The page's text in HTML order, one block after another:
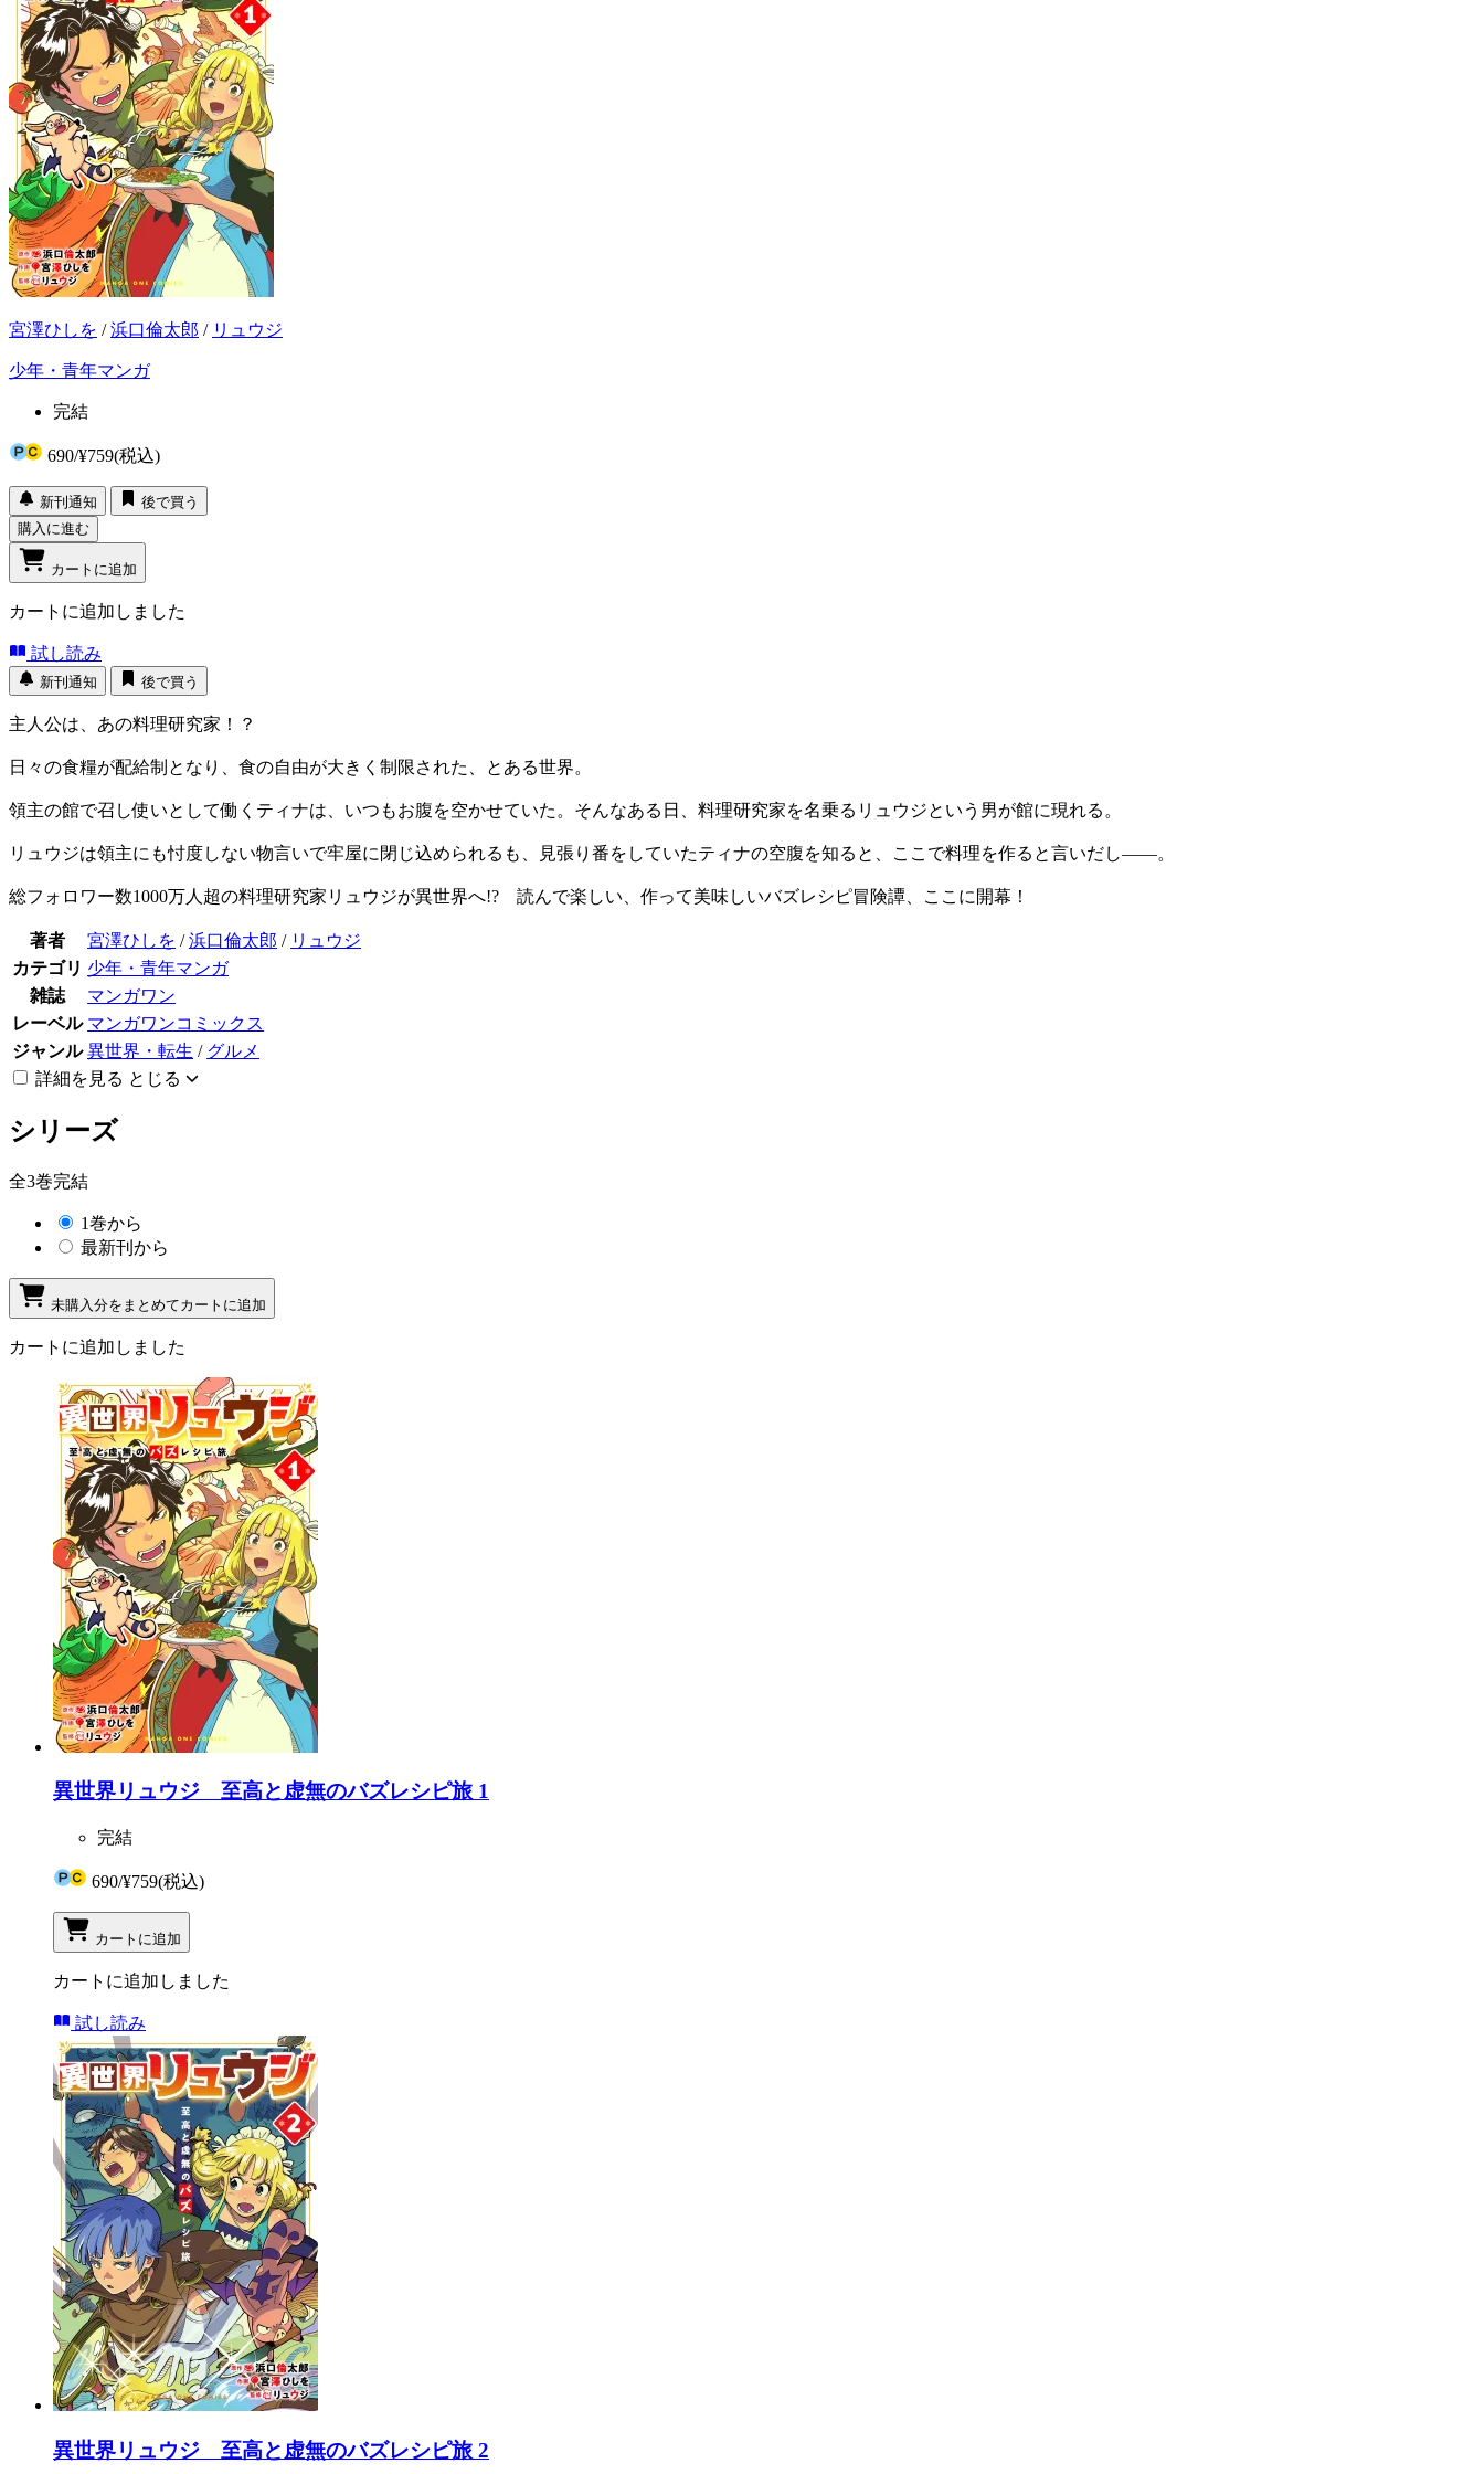
宮澤ひしを /浜口倫太郎 / リュウジ
少年・青年マンガ
完結
690/¥759(税込)
新刊通知
後で買う
購入に進む
カートに追加
カートに追加しました
試し読み
新刊通知 後で買う
主人公は、あの料理研究家！？
日々の食糧が配給制となり、食の自由が大きく制限された、とある世界。
領主の館で召し使いとして働くティナは、いつもお腹を空かせていた。そんなある日、料理研究家を名乗るリュウジという男が館に現れる。
リュウジは領主にも忖度しない物言いで牢屋に閉じ込められるも、見張り番をしていたティナの空腹を知ると、ここで料理を作ると言いだし――。
総フォロワー数1000万人超の料理研究家リュウジが異世界へ!? 読んで楽しい、作って美味しいバズレシピ冒険譚、ここに開幕！
著者 宮澤ひしを /浜口倫太郎 / リュウジ
カテゴリ 少年・青年マンガ
雑誌
マンガワン
レーベル マンガワンコミックス
ジャンル 異世界・転生 / グルメ
詳細を見る とじる
シリーズ
全3巻完結
1巻から
最新刊から
未購入分をまとめてカートに追加
カートに追加しました
異世界リュウジ 至高と虚無のバズレシピ旅 1
完結
690/¥759(税込)
カートに追加
カートに追加しました
試し読み
異世界リュウジ 至高と虚無のバズレシピ旅 2